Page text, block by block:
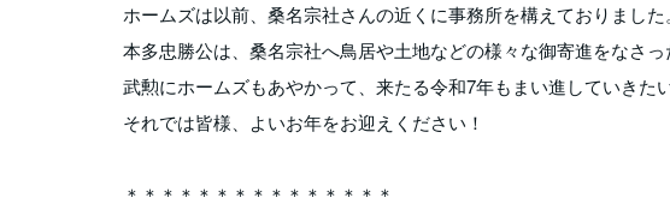
ホームズは以前、桑名宗社さんの近くに事務所を構えておりまし
本多忠勝公は、桑名宗社へ鳥居や土地などの様々な御寄進をなさ
武勲にホームズもあやかって、来たる令和7年もまい進していきた
それでは皆様、よいお年をお迎えください！
＊＊＊＊＊＊＊＊＊＊＊＊＊＊＊